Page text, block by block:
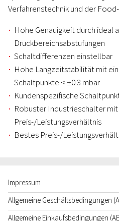
Verfahrenstechnik und der
Hohe Genauigkeit durch ideal
Druckbereichsabstufungen
Schaltdifferenzen einstellbar
Hohe Langzeitstabilität mit
Schaltpunkte < ±0.3 mbar
Kundenspezifische
Robuster Industrieschalter
Preis-/Leistungsverhältnis
Bestes Preis-/
Impressum
Allgemeine Geschäftsbedingungen
Allgemeine Einkaufsbedingungen